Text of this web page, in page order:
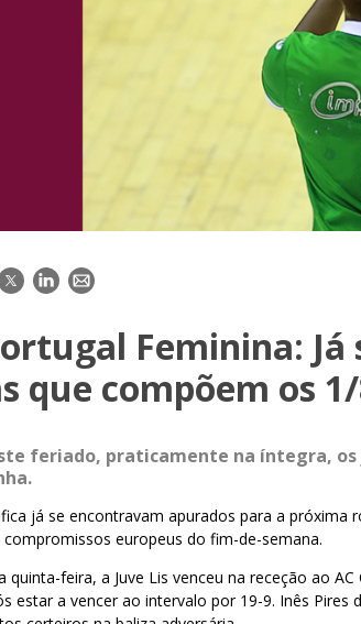
LinkedIn
E-
Feminina: Já
que compõem os
feriado, praticamente na íntegra,
já se encontravam apurados para a
europeus do fim-de-semana.
feira, a Juve Lis venceu na receção ao AC
estar a vencer ao intervalo por 19-9. Inês